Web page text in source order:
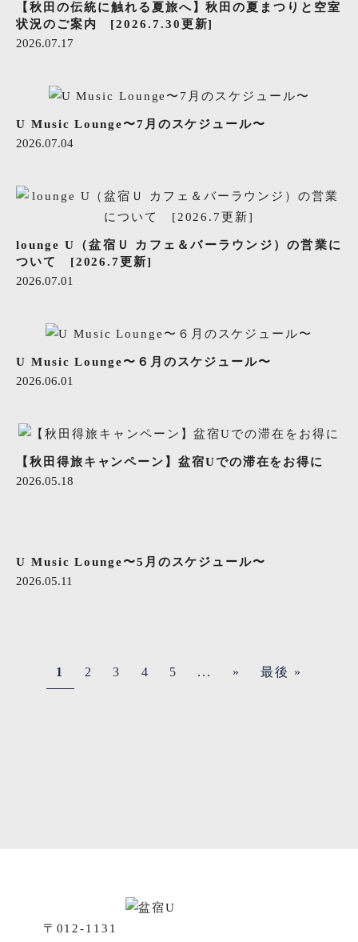
【秋田の伝統に触れる夏旅へ】秋田の夏まつりと空室
状況のご案内 [2026.7.30更新]
2026.07.17
U Music Lounge〜7月のスケジュール〜
2026.07.04
lounge U（盆宿Ｕ カフェ＆バーラウンジ）の営業に
ついて [2026.7更新]
2026.07.01
U Music Lounge〜６月のスケジュール〜
2026.06.01
【秋田得旅キャンペーン】盆宿Uでの滞在をお得に
2026.05.18
U Music Lounge〜5月のスケジュール〜
2026.05.11
1 2 3 4 5 ... » 最後 »
〒012-1131